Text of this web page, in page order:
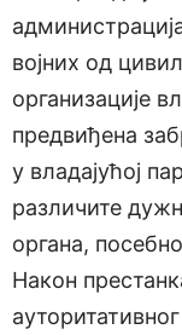
војних од
организације
предвиђена
у владајућој
различите
органа,
Након